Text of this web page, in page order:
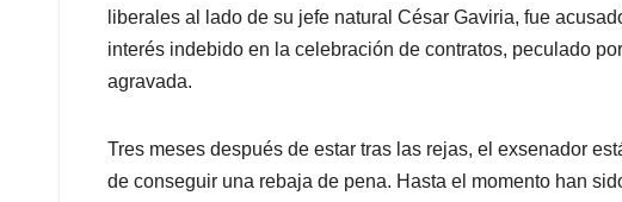
liberales al lado de su jefe natural César Gaviria, fue
interés indebido en la celebración de contratos, peculado
agravada.
Tres meses después de estar tras las rejas, el exsenador
de conseguir una rebaja de pena. Hasta el momento han